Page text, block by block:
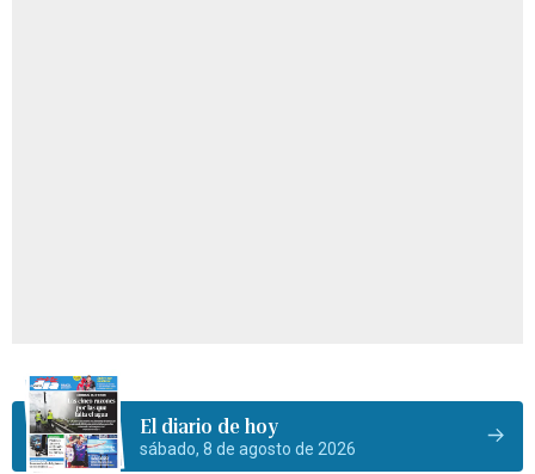
El diario de hoy
sábado, 8 de agosto de 2026